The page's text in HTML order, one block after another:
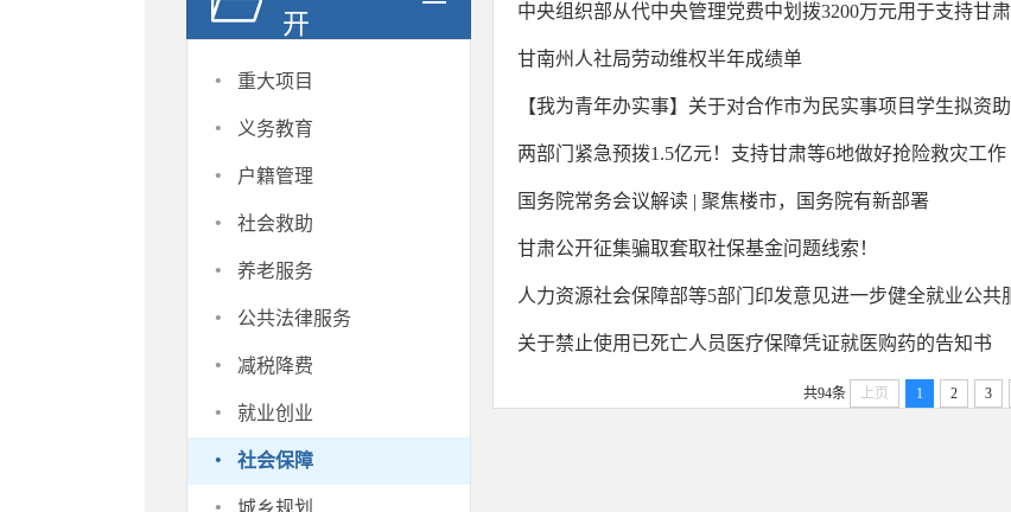
开
· 重大项目
· 义务教育
· 户籍管理
· 社会救助
· 养老服务
· 公共法律服务
· 减税降费
· 就业创业
· 社会保障
城乡规划
中央组织部从代中央管理党费中划拨3200万元用于支持甘
甘南州人社局劳动维权半年成绩单
【我为青年办实事】关于对合作市为民实事项目学生拟资
两部门紧急预拨1.5亿元！支持甘肃等6地做好抢险救灾工作
国务院常务会议解读 | 聚焦楼市，国务院有新部署
甘肃公开征集骗取套取社保基金问题线索！
人力资源社会保障部等5部门印发意见进一步健全就业公共
关于禁止使用已死亡人员医疗保障凭证就医购药的告知书
共94条 上页 1 2 3